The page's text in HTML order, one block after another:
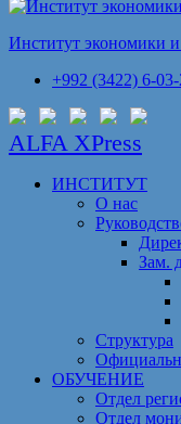
Институт экономики
+992 (3422) 6-03-
ALFA XPress
ИНСТИТУТ
О нас
Зам.
Структура
ОБУЧЕНИЕ
Отдел
Отдел